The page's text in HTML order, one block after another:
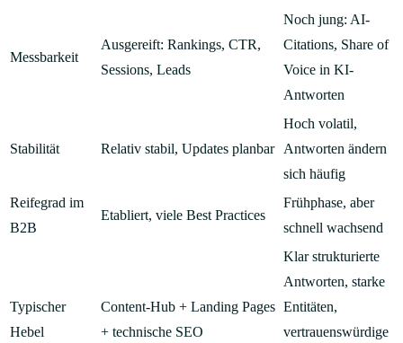
Messbarkeit
Ausgereift: Rankings, CTR,
Sessions, Leads
Noch jung: AI-
Citations, Share of
Voice in KI-
Antworten
Stabilität Relativ stabil, Updates planbar
Hoch volatil,
Antworten ändern
sich häufig
Reifegrad im
B2B
Etabliert, viele Best Practices
Frühphase, aber
schnell wachsend
Typischer
Hebel
Content-Hub + Landing Pages
+ technische SEO
Klar strukturierte
Antworten, starke
Entitäten,
vertrauenswürdige